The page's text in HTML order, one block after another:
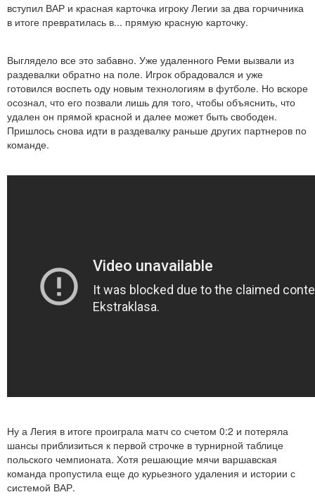
вступил ВАР и красная карточка игроку Легии за два горчичника
в итоге превратилась в... прямую красную карточку.
Выглядело все это забавно. Уже удаленного Реми вызвали из
раздевалки обратно на поле. Игрок обрадовался и уже
готовился воспеть оду новым технологиям в футболе. Но вскоре
осознал, что его позвали лишь для того, чтобы объяснить, что
удален он прямой красной и далее может быть свободен.
Пришлось снова идти в раздевалку раньше других партнеров по
команде.
Ну а Легия в итоге проиграла матч со счетом 0:2 и потеряла
шансы приблизиться к первой строчке в турнирной таблице
польского чемпионата. Хотя решающие мячи варшавская
команда пропустила еще до курьезного удаления и истории с
системой ВАР.